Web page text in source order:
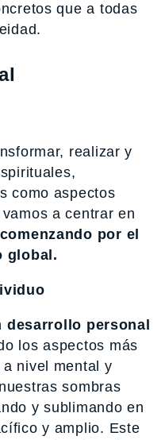
que a todas
realizar y
como aspectos
a centrar en
comenzando por el
global.
desarrollo personal
los aspectos más
a nivel mental y
sombras
y sublimando en
y amplio. Este